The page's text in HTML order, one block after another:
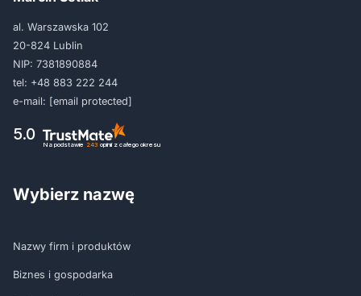
al. Warszawska 102
20-824 Lublin
NIP: 7381890884
tel: +48 883 222 244
e-mail: [email protected]
5.0
Na podstawie 243 opinii z całego okresu
Wybierz nazwę
Nazwy firm i produktów
Biznes i gospodarka